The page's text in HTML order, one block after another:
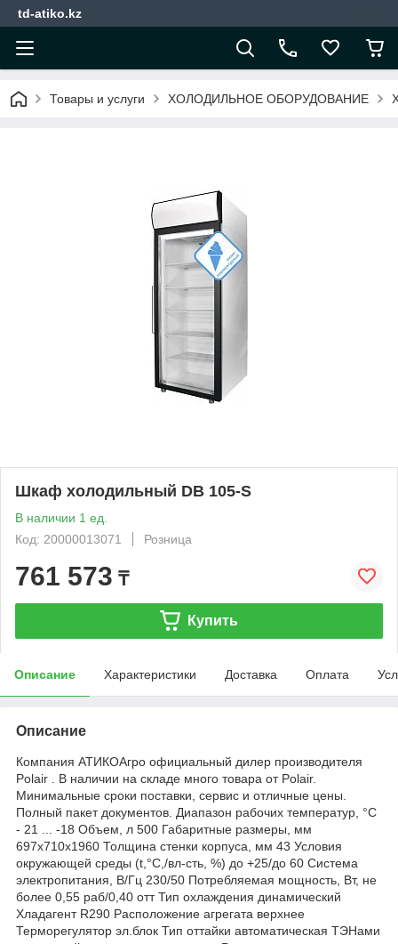
td-atiko.kz
Товары и услуги ХОЛОДИЛЬНОЕ ОБОРУДОВАНИЕ
Шкаф холодильный DB 105-S
В наличии 1 ед.
Код: 20000013071
Розница
761 573 ₸
Купить
Описание Характеристики Доставка Оплата
Описание
Компания АТИКОАгро официальный дилер производителя
Polair . В наличии на складе много товара от Polair.
Минимальные сроки поставки, сервис и отличные цены.
Полный пакет документов. Диапазон рабочих температур, °C
- 21 ... -18 Объем, л 500 Габаритные размеры, мм
697х710х1960 Толщина стенки корпуса, мм 43 Условия
окружающей среды (t,°C,/вл-сть, %) до +25/до 60 Система
электропитания, В/Гц 230/50 Потребляемая мощность, Вт, не
более 0,55 раб/0,40 отт Тип охлаждения динамический
Хладагент R290 Расположение агрегата верхнее
Терморегулятор эл.блок Тип оттайки автоматическая ТЭНами